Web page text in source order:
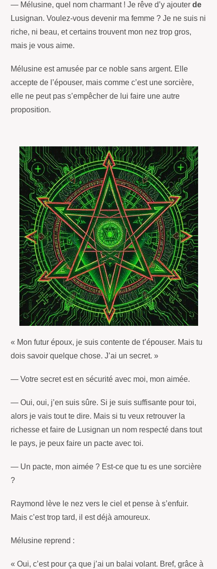
— Mélusine, quel nom charmant ! Je rêve d’y ajouterde
Lusignan. Voulez-vous devenir ma femme ? Je ne suis ni
riche, ni beau, et certains trouvent mon nez trop gros,
mais je vous aime.
Mélusine est amusée par ce noble sans argent. Elle
accepte de l’épouser, mais comme c’est une sorcière,
elle ne peut pas s’empêcher de lui faire une autre
proposition.
« Mon futur époux, je suis contente de t’épouser. Mais tu
dois savoir quelque chose. J’ai un secret. »
— Votre secret est en sécurité avec moi, mon aimée.
— Oui, oui, j’en suis sûre. Si je suis suffisante pour toi,
alors je vais tout te dire. Mais si tu veux retrouver la
richesse et faire de Lusignan un nom respecté dans tout
le pays, je peux faire un pacte avec toi.
— Un pacte, mon aimée ? Est-ce que tu es une sorcière
?
Raymond lève le nez vers le ciel et pense à s’enfuir.
Mais c’est trop tard, il est déjà amoureux.
Mélusine reprend :
« Oui, c’est pour ça que j’ai un balai volant. Bref, grâce à